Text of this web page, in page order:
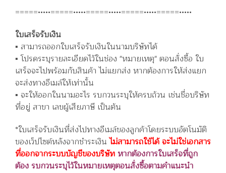
=====•••••=====•••••=====•••••=====•••••=====•••••
ใบเสร็จรับเงิน
▪️ สามารถออกใบเสร็จรับเงินในนามบริษัทได้
▪️ โปรดระบุรายละเอียดไว้ในช่อง "หมายเหตุ" ตอนสั่งซื้อ ใบ
เสร็จจะไปพร้อมกับสินค้า ไม่แยกส่ง หากต้องการให้ส่งแยก
จะส่งทางอีเมล์ให้เท่านั้น
▪️ จะให้ออกในนามอะไร รบกวนระบุให้ครบถ้วน เช่นชื่อบริษัท
ที่อยู่ สาขา เลขผู้เสียภาษี เป็นต้น
*ใบเสร็จรับเงินที่ส่งไปทางอีเมล์ของลูกค้าโดยระบบอัตโนมัติ
ของเว็ปไซต์หลังจากชำระเงินไม่สามารถใช้ได้ จะไม่ใช่เอกสาร
ที่ออกจากระบบบัญชีของบริษัท หากต้องการใบเสร็จที่ถูก
ต้อง รบกวนระบุไว้ในหมายเหตุตอนสั่งซื้อตามคำแนะนำ